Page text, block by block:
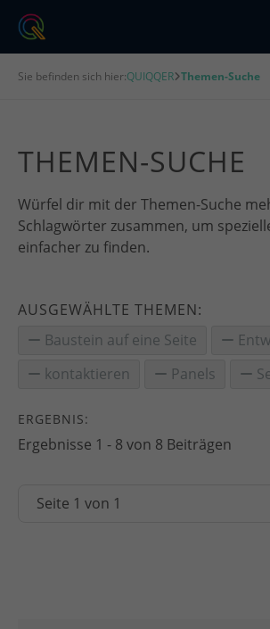
Sie befinden sich hier:QUIQQER Themen-Suche
THEMEN-SUCHE
Würfel dir mit der Themen-Suche
Schlagwörter zusammen, um
einfacher zu finden.
AUSGEWÄHLTE THEMEN:
Baustein auf eine Seite
kontaktieren
Panels
ERGEBNIS:
Ergebnisse 1 - 8 von 8 Beiträgen